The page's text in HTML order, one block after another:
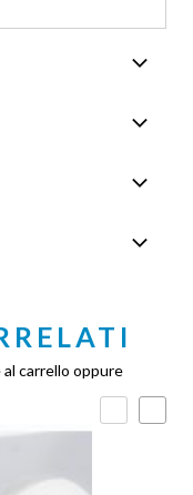
carrello oppure